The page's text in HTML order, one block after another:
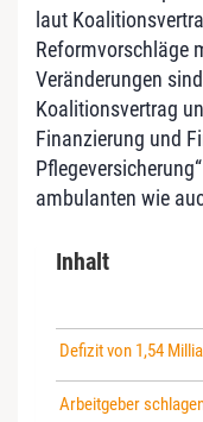
laut
Reformvorschläge
Veränderungen
Koalitionsvertrag
Finanzierung und
ambulanten wie
Inhalt
Defizit von 1,54
Arbeitgeber